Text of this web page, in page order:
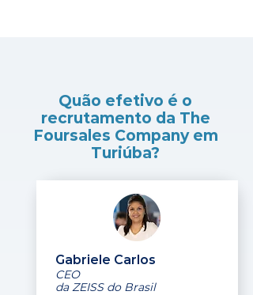
Quão efetivo é o
recrutamento da The
Foursales Company em
Turiúba?
Gabriele Carlos
CEO
da ZEISS do Brasil